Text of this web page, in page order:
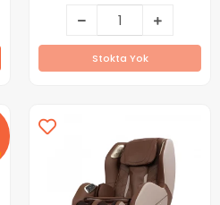
Stokta Yok